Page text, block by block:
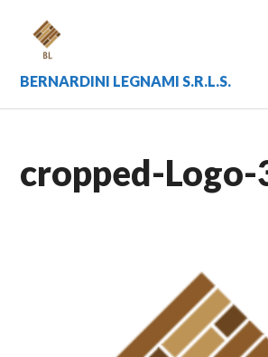
contenuto
BERNARDINI LEGNAMI S.R.L.S.
cropped-Logo-